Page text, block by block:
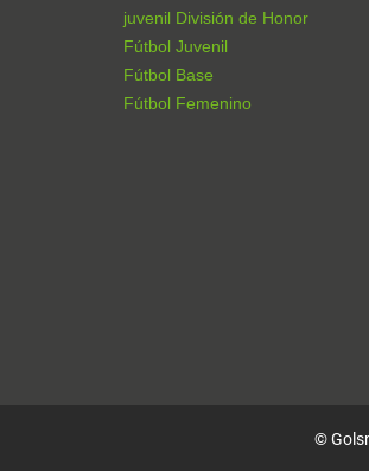
juvenil División de Honor
Fútbol Juvenil
Fútbol Base
Fútbol Femenino
©